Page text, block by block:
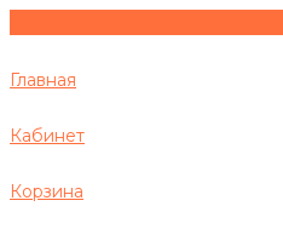
Главная
Кабинет
Корзина